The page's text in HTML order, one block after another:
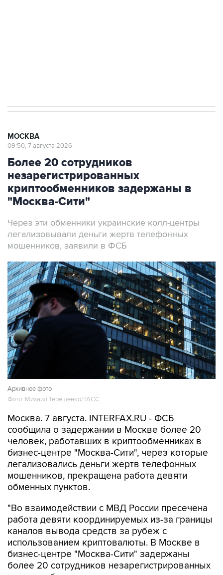
Более 20 сотрудников
незарегистрированных
криптообменников задержаны в
"Москва-Сити"
Через эти обменники украинские колл-центры
мошенников, заявили в ФСБ
Архивное фото
Фото: Михаил Терещенко/ТАСС
Москва. 7 августа. INTERFAX.RU - ФСБ
человек, работавших в криптообменниках в
бизнес-центре "Москва-Сити", через которые
легализовались деньги жертв телефонных
мошенников, прекращена работа девяти
обменных пунктов.
"Во взаимодействии с МВД России пресечена
каналов вывода средств за рубеж с
использованием криптовалюты. В Москве в
бизнес-центре "Москва-Сити" задержаны
более 20 сотрудников незарегистрированных
пунктов обмена криптовалюты, через которые
украинские колл-центры легализовывали